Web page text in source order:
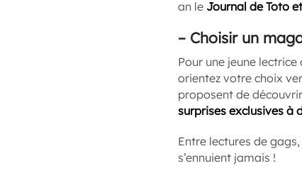
an le Journal de Toto
– Choisir un
Pour une jeune
orientez votre choix
proposent de découvrir
surprises exclusives à
Entre lectures de gags,
s’ennuient jamais !